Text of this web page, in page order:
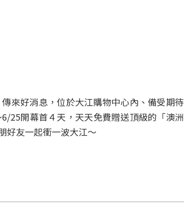
來好消息，位於大江購物中心內、備受期待
25開幕首４天，天天免費贈送頂級的「澳洲
好友一起衝一波大江～